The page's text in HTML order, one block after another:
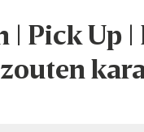
| Pick Up |